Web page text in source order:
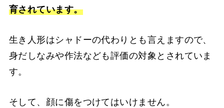
育されています。
生き人形はシャドーの代わりとも言えますので、
身だしなみや作法なども評価の対象とされていま
す。
そして、顔に傷をつけてはいけません。